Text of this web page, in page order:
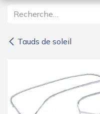
Tauds de soleil